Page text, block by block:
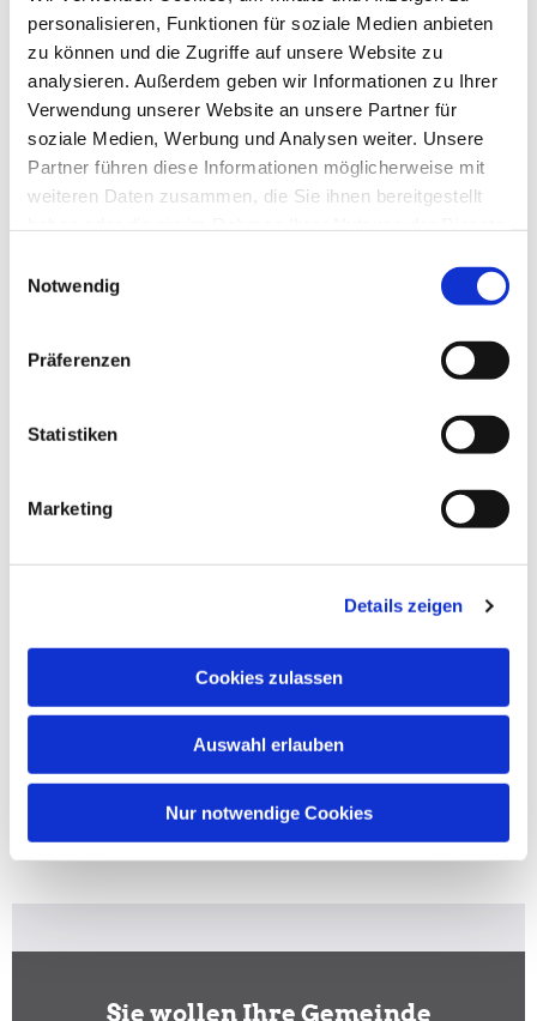
personalisieren, Funktionen für soziale Medien anbieten
zu können und die Zugriffe auf unsere Website zu
analysieren. Außerdem geben wir Informationen zu Ihrer
Verwendung unserer Website an unsere Partner für
soziale Medien, Werbung und Analysen weiter. Unsere
Partner führen diese Informationen möglicherweise mit
weiteren Daten zusammen, die Sie ihnen bereitgestellt
Notwendig
Präferenzen
Statistiken
Marketing
Details zeigen
Cookies zulassen
Auswahl erlauben
Nur notwendige Cookies
Gemeindebrief
Stadtkirchengemeinde
Frühjahr 2026
Sie wollen Ihre Gemeinde